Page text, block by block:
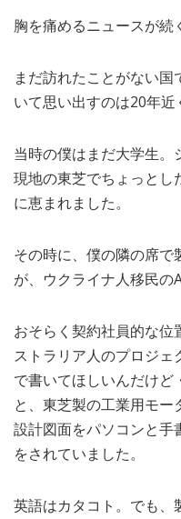
MEDIA– メディア掲
EVERYDAY– 日常
ABOUT US
胸を痛めるニュースが続
まだ訪れたことがない
いて思い出すのは20年近
当時の僕はまだ大学生。
現地の東芝でちょっとし
に恵まれました。
その時に、僕の隣の席
が、ウクライナ人移民の
おそらく契約社員的な位
ストラリア人のプロジェ
で書いてほしいんだけど
と、東芝製の工業用モ
設計図面をパソコンと手
をされていました。
英語はカタコト。でも、